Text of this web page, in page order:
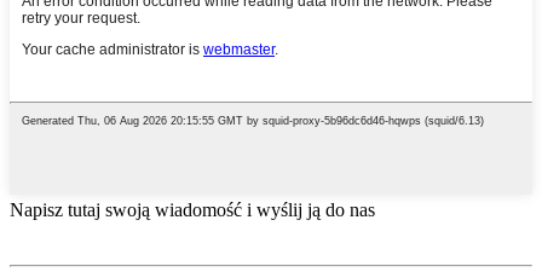
Napisz tutaj swoją wiadomość i wyślij ją do nas